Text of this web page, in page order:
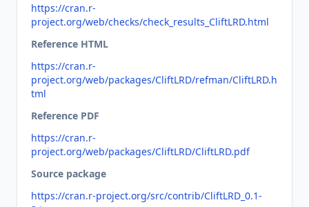
https://cran.r-
project.org/web/checks/check_results_CliftLRD.html
Reference HTML
https://cran.r-
project.org/web/packages/CliftLRD/refman/CliftLRD.h
tml
Reference PDF
https://cran.r-
project.org/web/packages/CliftLRD/CliftLRD.pdf
Source package
https://cran.r-project.org/src/contrib/CliftLRD_0.1-